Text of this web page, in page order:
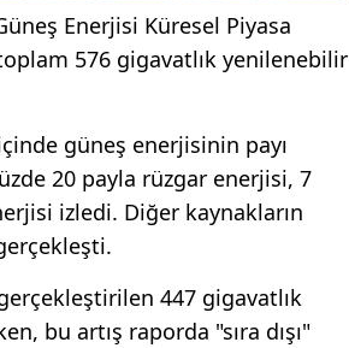
Enerjisi Küresel Piyasa
576 gigavatlık yenilenebilir
güneş enerjisinin payı
20 payla rüzgar enerjisi, 7
izledi. Diğer kaynakların
447 gigavatlık
bu artış raporda "sıra dışı"